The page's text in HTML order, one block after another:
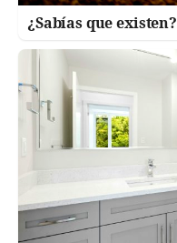
¿Sabías que existen?